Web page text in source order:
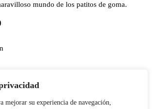
mejorar su experiencia de navegación,
mundo de los patitos de goma.